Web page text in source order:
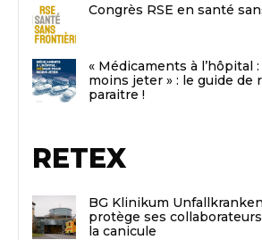
Congrès RSE en santé
« Médicaments à l’hôpital
moins jeter » : le guide de
paraitre !
RETEX
BG Klinikum
protège ses
la canicule